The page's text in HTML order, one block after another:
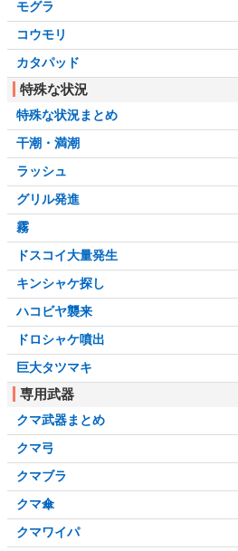
モグラ
コウモリ
カタパッド
特殊な状況
特殊な状況まとめ
干潮・満潮
ラッシュ
グリル発進
霧
ドスコイ大量発生
キンシャケ探し
ハコビヤ襲来
ドロシャケ噴出
巨大タツマキ
専用武器
クマ武器まとめ
クマ弓
クマブラ
クマ傘
クマワイパ